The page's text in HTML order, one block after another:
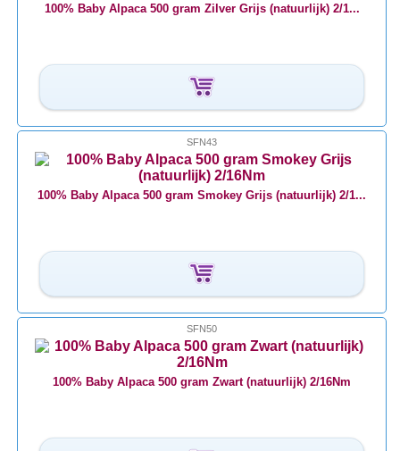
100% Baby Alpaca 500 gram Zilver Grijs (natuurlijk) 2/1...
SFN43
100% Baby Alpaca 500 gram Smokey Grijs (natuurlijk) 2/1...
SFN50
100% Baby Alpaca 500 gram Zwart (natuurlijk) 2/16Nm